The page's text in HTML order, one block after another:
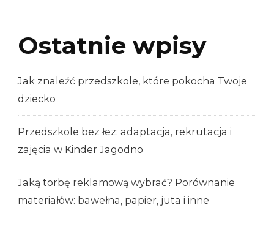
Ostatnie wpisy
Jak znaleźć przedszkole, które pokocha Twoje
dziecko
Przedszkole bez łez: adaptacja, rekrutacja i
zajęcia w Kinder Jagodno
Jaką torbę reklamową wybrać? Porównanie
materiałów: bawełna, papier, juta i inne